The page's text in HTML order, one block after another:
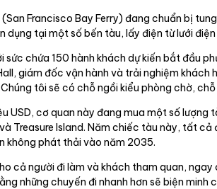
Francisco Bay Ferry) đang chuẩn bị
dụng tại một số bến tàu, lấy điện từ lưới
chứa 150 hành khách dự kiến bắt đầu
giám đốc vận hành và trải nghiệm
tôi sẽ có chỗ ngồi kiểu phòng chờ,
USD, cơ quan này đang mua một số
Treasure Island. Năm chiếc tàu này, tất
không phát thải vào năm 2035.
cả người đi làm và khách tham quan,
những chuyến đi nhanh hơn sẽ biện